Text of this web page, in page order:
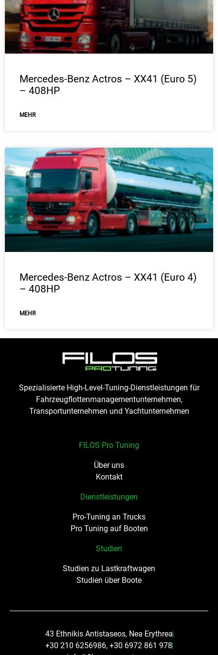
Mercedes-Benz Actros – XX41 (Euro 5)
– 408HP
ΜEHR
Mercedes-Benz Actros – XX41 (Euro 4)
– 408HP
ΜEHR
Spezialisierte High-Level-Tuning-Dienstleistungen für
Fahrzeugflottenmanagementunternehmen,
Transportunternehmen und Yachtunternehmen
FILOS Pro Tuning
Über uns
Kontakt
Dienstleistungen
Pro-Tuning an Trucks
Pro Tuning auf Booten
Studien
Studien zu Lastkraftwagen
Studien über Boote
43 Ethnikis Antistaseos, Nea Erythrea
+30 210 6256986, +30 6972 861 978